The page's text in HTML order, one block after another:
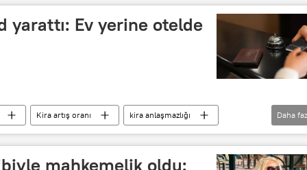
yarattı: Ev yerine otelde
Kira artış oranı
kira anlaşmazlığı
Kira bedeli
Kira yardımı
Daha
mahkemelik oldu: